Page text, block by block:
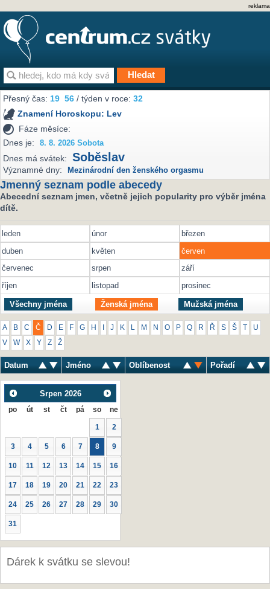
reklama
Přesný čas:19 56 / týden v roce:32
Znamení Horoskopu: Lev
Fáze měsíce:
Dnes je:
8. 8. 2026 Sobota
Dnes má svátek: Soběslav
Významné dny: Mezinárodní den ženského orgasmu
Jmenný seznam podle abecedy
Abecední seznam jmen, včetně jejich popularity pro výběr jména
dítě.
leden únor
březen
duben
květen
červen
červenec
srpen
září
říjen
listopad prosinec
Všechny jména Ženská jména Mužská jména
A B C Č D E F G H J K M N O P Q R Ř S Š U
V W X Y Z Ž
Datum Jméno Oblíbenost Pořadí
Srpen 2026
po út st čt pá so ne
1 2
3 4 5 6 7 8 9
10 11 12 13 14 15 16
17 18 19 20 21 22 23
24 25 26 27 28 29 30
31
Dárek k svátku se slevou!